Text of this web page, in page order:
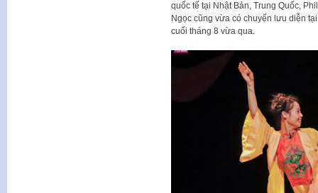
quốc tế tại Nhật Bản, Trung Quốc,
Ngọc cũng vừa có chuyến lưu diễn
cuối tháng 8 vừa qua.